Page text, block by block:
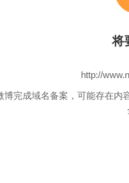
将
博完成域名备案，可能存在内